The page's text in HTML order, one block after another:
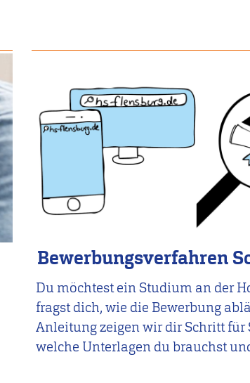
Bewerbungsverfahren
Du möchtest ein Studium an der
fragst dich, wie die Bewerbung
Anleitung zeigen wir dir Schritt
welche Unterlagen du brauchst